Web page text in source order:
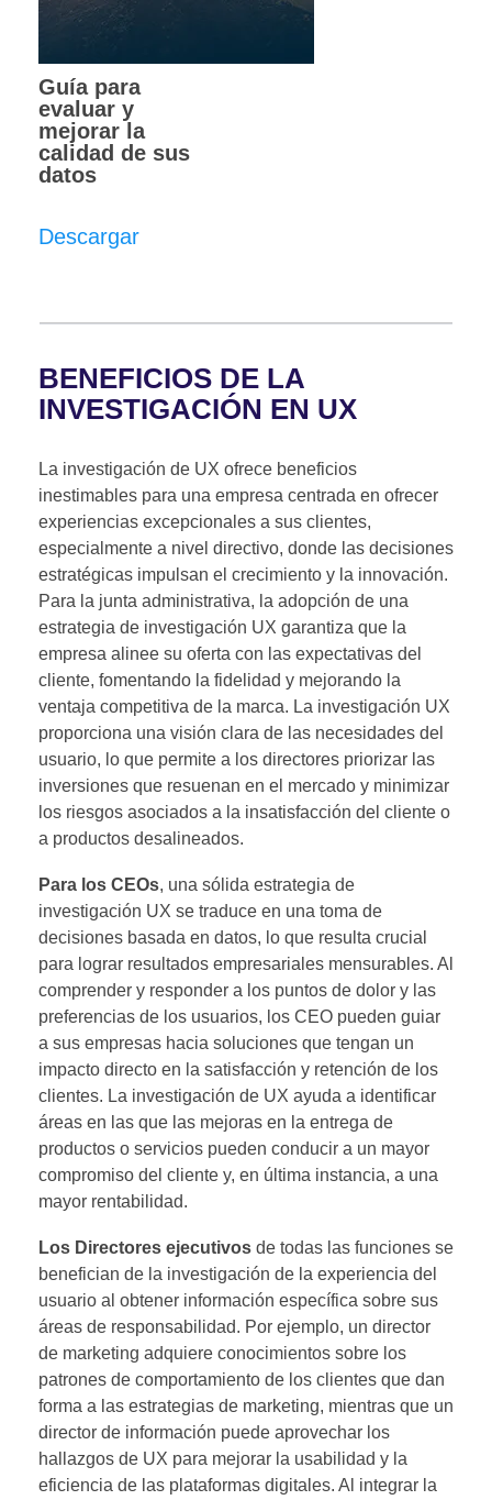
Guía para
evaluar y
mejorar la
calidad de sus
datos
Descargar
BENEFICIOS DE LA
INVESTIGACIÓN EN UX
La investigación de UX ofrece beneficios
inestimables para una empresa centrada en ofrecer
experiencias excepcionales a sus clientes,
especialmente a nivel directivo, donde las decisiones
estratégicas impulsan el crecimiento y la innovación.
Para la junta administrativa, la adopción de una
estrategia de investigación UX garantiza que la
empresa alinee su oferta con las expectativas del
cliente, fomentando la fidelidad y mejorando la
ventaja competitiva de la marca. La investigación UX
proporciona una visión clara de las necesidades del
usuario, lo que permite a los directores priorizar las
inversiones que resuenan en el mercado y minimizar
los riesgos asociados a la insatisfacción del cliente o
a productos desalineados.
Para los CEOs, una sólida estrategia de
investigación UX se traduce en una toma de
decisiones basada en datos, lo que resulta crucial
para lograr resultados empresariales mensurables. Al
comprender y responder a los puntos de dolor y las
preferencias de los usuarios, los CEO pueden guiar
a sus empresas hacia soluciones que tengan un
impacto directo en la satisfacción y retención de los
clientes. La investigación de UX ayuda a identificar
áreas en las que las mejoras en la entrega de
productos o servicios pueden conducir a un mayor
compromiso del cliente y, en última instancia, a una
mayor rentabilidad.
Los Directores ejecutivos de todas las funciones se
benefician de la investigación de la experiencia del
usuario al obtener información específica sobre sus
áreas de responsabilidad. Por ejemplo, un director
de marketing adquiere conocimientos sobre los
patrones de comportamiento de los clientes que dan
forma a las estrategias de marketing, mientras que un
director de información puede aprovechar los
hallazgos de UX para mejorar la usabilidad y la
eficiencia de las plataformas digitales. Al integrar la